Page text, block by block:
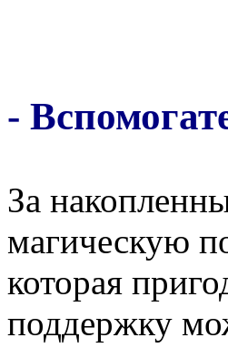
-
За
магическую
которая
поддержку